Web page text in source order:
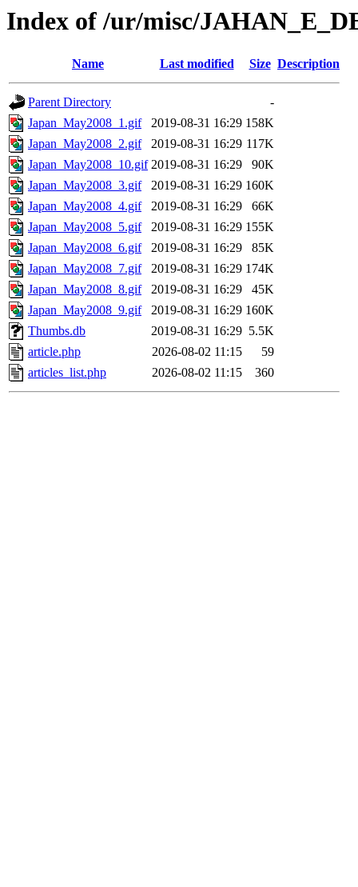
Index of /ur/misc/
Name Last modified Size Description
Parent Directory
-
Japan_May2008_1.gif
2019-08-31 16:29 158K
Japan_May2008_2.gif
2019-08-31 16:29 117K
Japan_May2008_10.gif 2019-08-31 16:29
90K
Japan_May2008_3.gif
2019-08-31 16:29 160K
Japan_May2008_4.gif
2019-08-31 16:29
66K
Japan_May2008_5.gif
2019-08-31 16:29 155K
Japan_May2008_6.gif
2019-08-31 16:29
85K
Japan_May2008_7.gif
2019-08-31 16:29 174K
Japan_May2008_8.gif
2019-08-31 16:29
45K
Japan_May2008_9.gif
2019-08-31 16:29 160K
Thumbs.db
2019-08-31 16:29 5.5K
article.php
2026-08-02 11:15
59
articles_list.php
2026-08-02 11:15 360